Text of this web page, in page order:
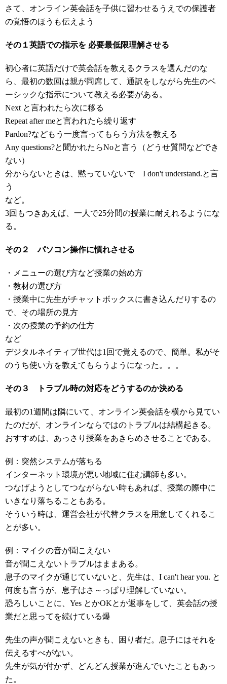
さて、オンライン英会話を子供に習わせるうえでの保護者
の覚悟のほうも伝えよう
その１英語での指示を 必要最低限理解させる
初心者に英語だけで英会話を教えるクラスを選んだのな
ら、最初の数回は親が同席して、通訳をしながら先生のベ
ーシックな指示について教える必要がある。
Next と言われたら次に移る
Repeat after meと言われたら繰り返す
Pardon?などもう一度言ってもらう方法を教える
Any questions?と聞かれたらNoと言う（どうせ質問などでき
ない）
分からないときは、黙っていないで I don't understand.と言
う
など。
3回もつきあえば、一人で25分間の授業に耐えれるようにな
る。
その２ パソコン操作に慣れさせる
・メニューの選び方など授業の始め方
・教材の選び方
・授業中に先生がチャットボックスに書き込んだりするの
で、その場所の見方
・次の授業の予約の仕方
など
デジタルネイティブ世代は1回で覚えるので、簡単。私がそ
のうち使い方を教えてもらうようになった。。。
その３ トラブル時の対応をどうするのか決める
最初の1週間は隣にいて、オンライン英会話を横から見てい
たのだが、オンラインならではのトラブルは結構起きる。
おすすめは、あっさり授業をあきらめさせることである。
例：突然システムが落ちる
インターネット環境が悪い地域に住む講師も多い。
つなげようとしてつながらない時もあれば、授業の際中に
いきなり落ちることもある。
そういう時は、運営会社が代替クラスを用意してくれるこ
とが多い。
例：マイクの音が聞こえない
音が聞こえないトラブルはままある。
息子のマイクが通じていないと、先生は、I can't hear you. と
何度も言うが、息子はさ～っぱり理解していない。
恐ろしいことに、Yes とかOKとか返事をして、英会話の授
業だと思ってを続けている爆
先生の声が聞こえないときも、困り者だ。息子にはそれを
伝えるすべがない。
先生が気が付かず、どんどん授業が進んでいたこともあっ
た。